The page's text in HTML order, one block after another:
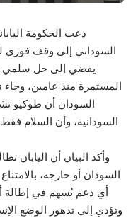
دعت الحكومة
السوداني إلى وقف فوري
يفضي إلى حل سلمي
المستمرة منذ عامين، وجاء
السودان أن طوكيو
السودانية، وأن السلام
وأكد البيان أن اليابان
السودان أو خارجه،
أي دعم يُسهم في إطالة
وتؤدي إلى تدهور الوضع